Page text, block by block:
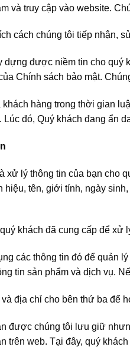
và truy cập vào website.
cách chúng tôi tiếp nhận,
dựng được niềm tin cho quý
Chính sách bảo mật.
hàng trong thời gian
đó, Quý khách đang ẩn
xử lý thông tin của bạn cho
hiệu, tên, giới tính, ngày
khách đã cung cấp để
các thông tin đó để quản
tin sản phẩm và dịch vụ.
địa chỉ cho bên thứ ba để
được chúng tôi lưu giữ
trên web. Tại đây, quý